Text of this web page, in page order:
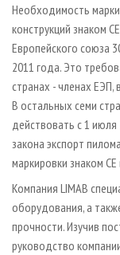
Необходимость
конструкций знаком
Европейского союза
2011 года. Это
странах - членах ЕЭП,
В остальных семи
действовать с 1 июля
закона экспорт
маркировки знаком
Компания LIMAB
оборудования, а
прочности. Изучив
руководство